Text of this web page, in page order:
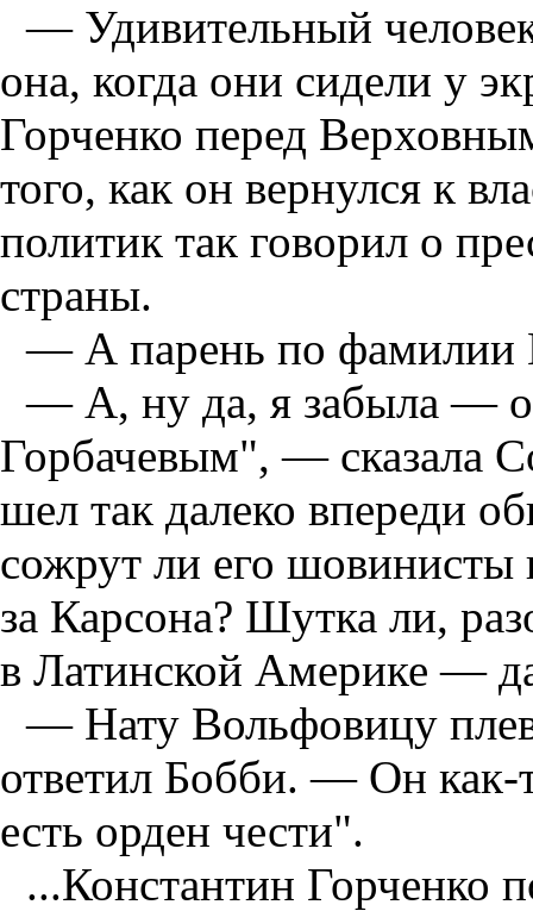
— Удивительный
она, когда они сидели у
Горченко перед
того, как он вернулся к
политик так говорил о
страны.
— А парень по фамилии
— А, ну да, я забыла —
Горбачевым", — сказала
шел так далеко впереди
сожрут ли его шовинисты
за Карсона? Шутка ли,
в Латинской Америке —
— Нату Вольфовицу
ответил Бобби. — Он как-
есть орден чести".
...Константин Горченко